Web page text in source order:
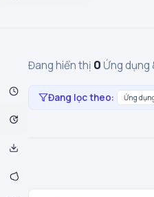
Đang hiển thị 0 Ứng dụng
Đang lọc theo: Ứng